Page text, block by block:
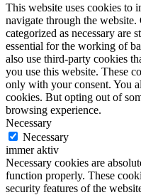
This website uses cookies to
navigate through the website.
categorized as necessary are
essential for the working of
also use third-party cookies
you use this website. These
only with your consent. You
cookies. But opting out of
browsing experience.
Necessary
Necessary
immer aktiv
Necessary cookies are
function properly. These
security features of the